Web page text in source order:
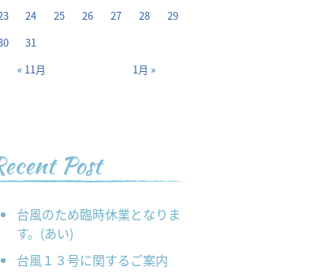
« 11月 1月 »
24 25 26 27 28
29
31
Post
台風のため臨時休業となりま
す。(あい)
台風１３号に関するご案内